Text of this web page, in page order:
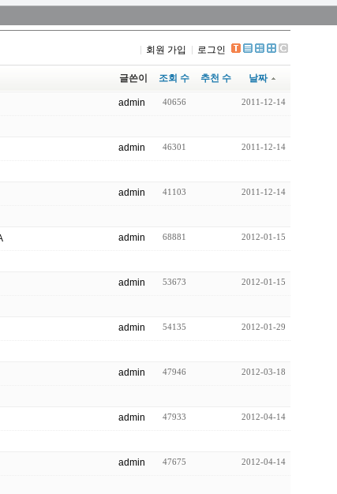
회원 가입 로그인
글쓴이 조회 수 추천 수 날짜
admin 40656 2011-12-14
admin 46301 2011-12-14
admin 41103 2011-12-14
admin 68881 2012-01-15
admin 53673 2012-01-15
admin 54135 2012-01-29
admin 47946 2012-03-18
admin 47933 2012-04-14
admin 47675 2012-04-14